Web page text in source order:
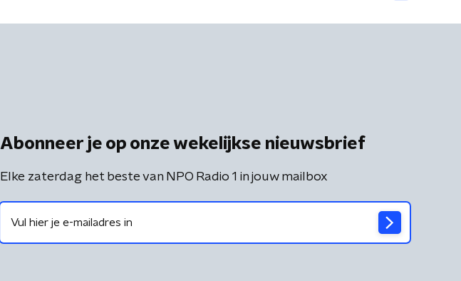
Abonneer je op onze wekelijkse nieuwsbrief
Elke zaterdag het beste van NPO Radio 1 in jouw mailbox